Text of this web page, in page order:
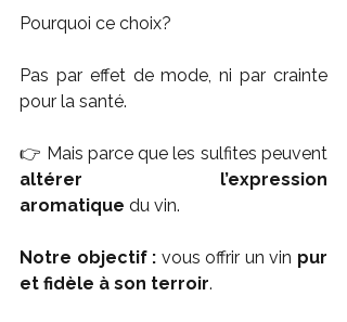
Pourquoi ce choix?
Pas par effet de mode, ni par crainte
pour la santé.
altérer l’expression
aromatique du vin.
Notre objectif : vous offrir un vin pur
et fidèle à son terroir.